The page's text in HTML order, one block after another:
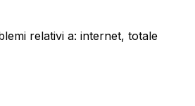
relativi a: internet, totale